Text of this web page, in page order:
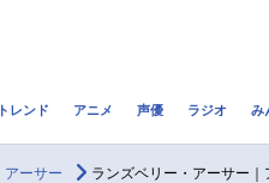
トレンド アニメ 声優 ラジオ み
アーサー ランズベリー・アーサー